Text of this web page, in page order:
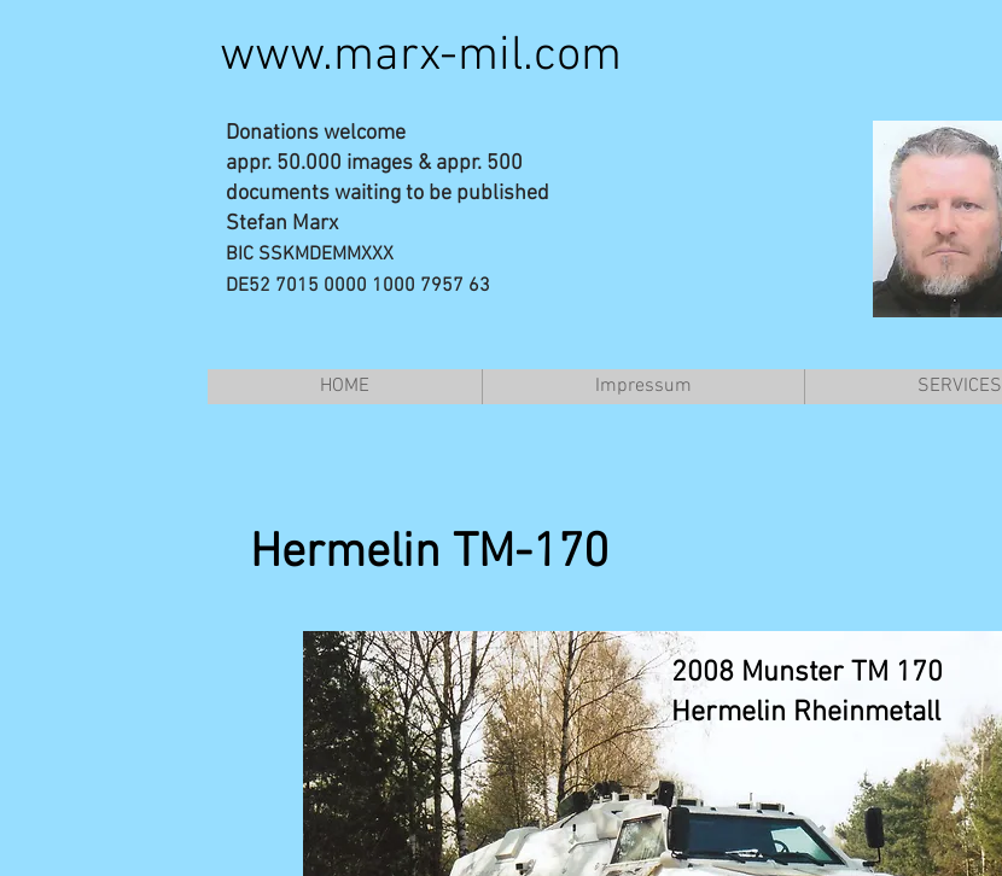
www.marx-mil.com
Donations welcome
appr. 50.000 images & appr. 500
documents waiting to be published
Stefan Marx
BIC SSKMDEMMXXX
DE52 7015 0000 1000 7957 63
HOME Impressum SERVICES
Hermelin TM-170
2008 Munster TM 170
Hermelin Rheinmetall